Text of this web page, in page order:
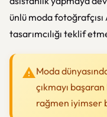
ünlü moda
tasarımcılığı teklif
Moda
çıkmayı
rağmen iyimser